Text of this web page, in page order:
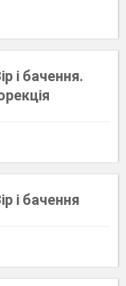
і бачення.
і бачення